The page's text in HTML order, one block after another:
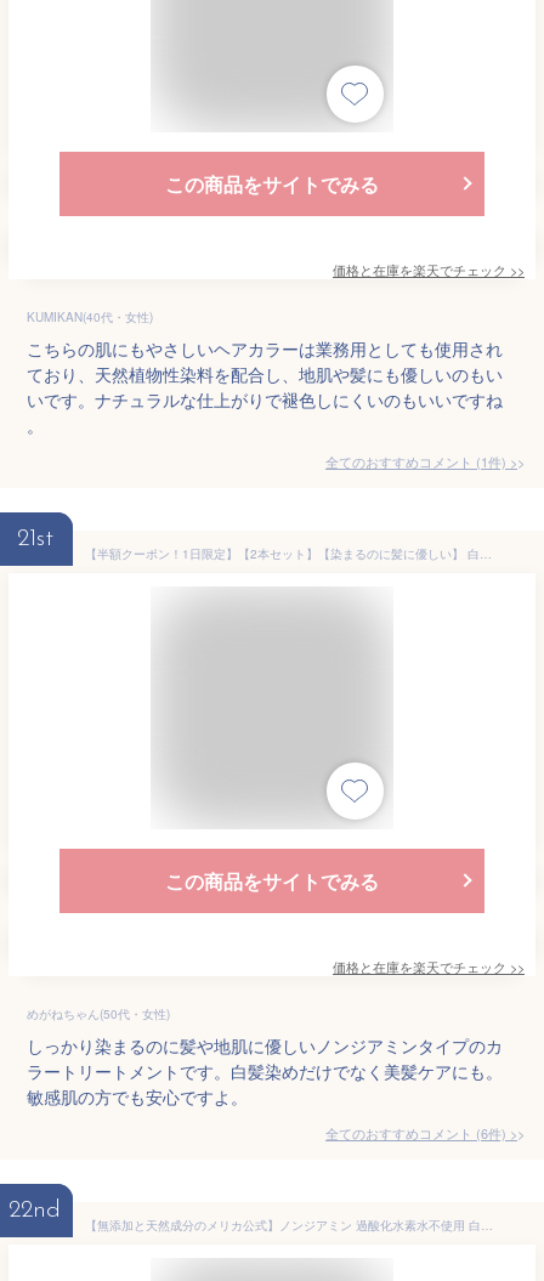
この商品をサイトでみる
価格と在庫を楽天でチェック >>
KUMIKAN(40代・女性)
こちらの肌にもやさしいヘアカラーは業務用としても使用され
ており、天然植物性染料を配合し、地肌や髪にも優しいのもい
いです。ナチュラルな仕上がりで褪色しにくいのもいいですね
。
全てのおすすめコメント (1件) >
21st
【半額クーポン！1日限定】【2本セット】【染まるのに髪に優しい】 白髪染め 女性用 トリートメント ノンジアミン 女性 白髪染 敏感肌 メンズ カラートリートメント 白髪染め biseno ビセノ 150g
この商品をサイトでみる
価格と在庫を楽天でチェック >>
めがねちゃん(50代・女性)
しっかり染まるのに髪や地肌に優しいノンジアミンタイプのカ
ラートリートメントです。白髪染めだけでなく美髪ケアにも。
敏感肌の方でも安心ですよ。
全てのおすすめコメント (6件) >
22nd
【無添加と天然成分のメリカ公式】ノンジアミン 過酸化水素水不使用 白髪染め ジアミン不使用 ヘアカラー 保湿 傷まない低刺激性 敏感肌 ダメージケア パサつき 頭皮のかゆみ スカルプケア ボリュームアップ 万葉染ネイチャーカラー